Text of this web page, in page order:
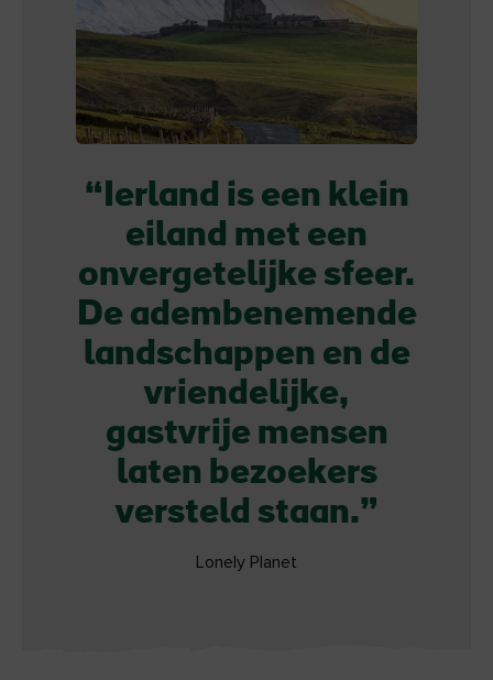
Ierland is een klein
eiland met een
onvergetelijke sfeer.
De adembenemende
landschappen en de
vriendelijke,
gastvrije mensen
laten bezoekers
versteld staan.
Lonely Planet